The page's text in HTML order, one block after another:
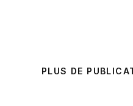
PLUS DE